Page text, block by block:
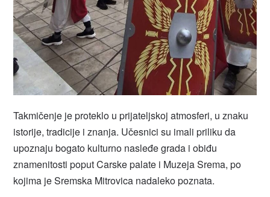
Takmičenje je proteklo u prijateljskoj atmosferi, u znaku
istorije, tradicije i znanja. Učesnici su imali priliku da
upoznaju bogato kulturno nasleđe grada i obiđu
znamenitosti poput Carske palate i Muzeja Srema, po
kojima je Sremska Mitrovica nadaleko poznata.